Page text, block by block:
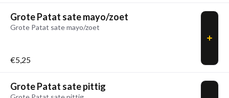
Grote Patat sate mayo/zoet
Grote Patat sate mayo/zoet
€5,25
Grote Patat sate pittig